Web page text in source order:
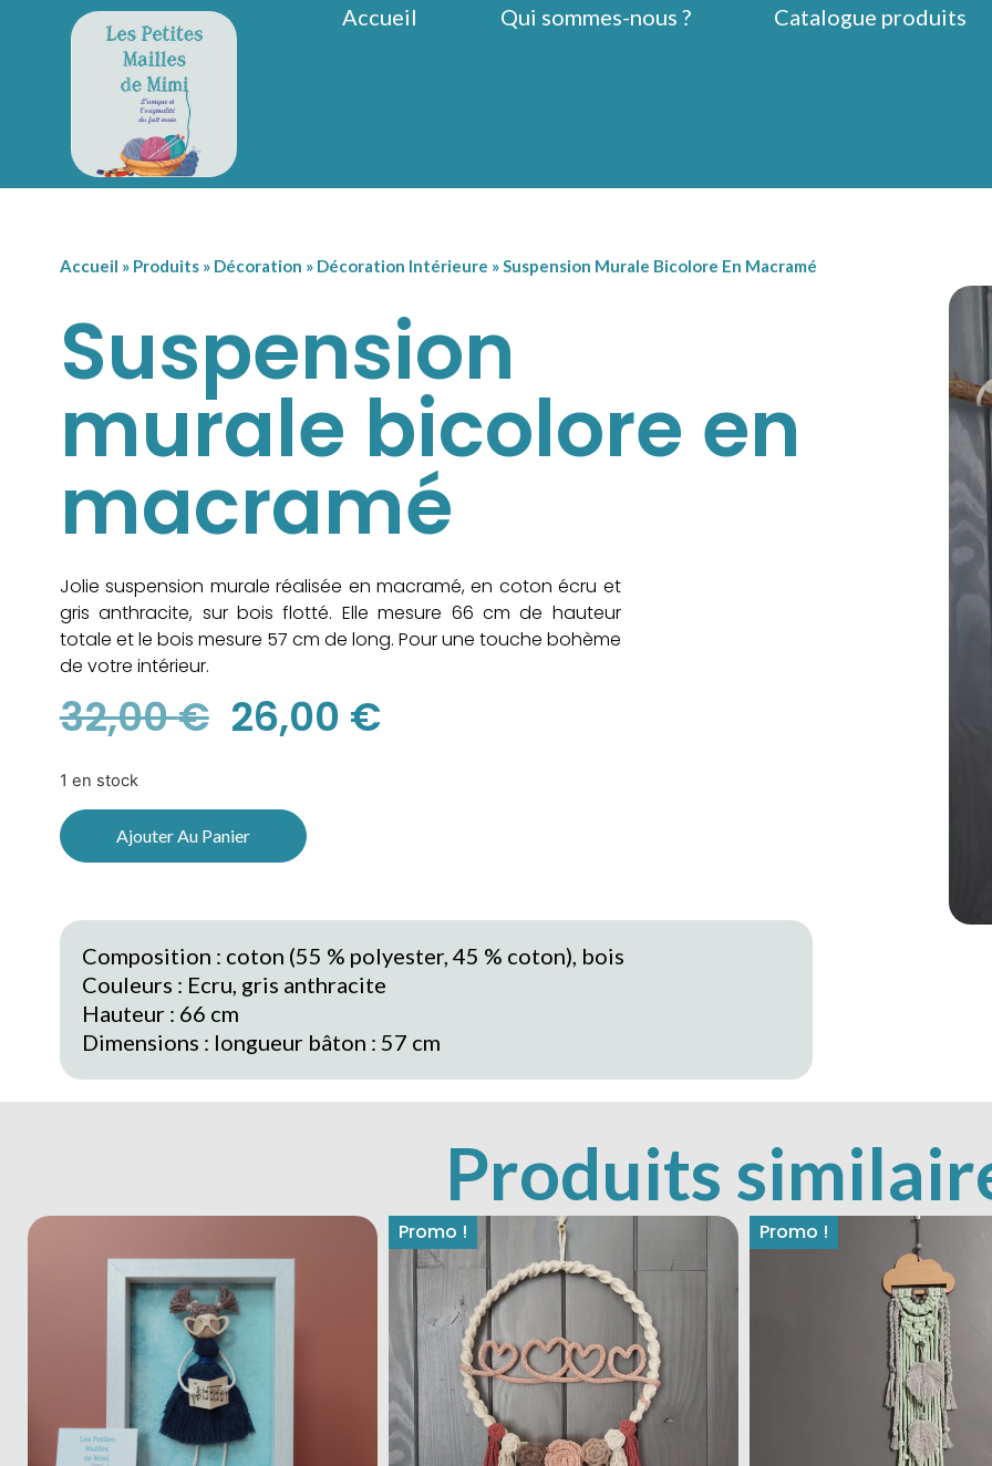
Accueil Qui sommes-nous ? Catalogue produits
Accueil » Produits» Décoration » Décoration Intérieure »Suspension Murale Bicolore En Macramé
Suspension
murale bicolore en
macramé
Jolie suspension murale réalisée en macramé, en coton écru et
gris anthracite, sur bois flotté. Elle mesure 66 cm de hauteur
totale et le bois mesure 57 cm de long. Pour une touche bohème
de votre intérieur.
32,00€ 26,00 €
1 en stock
Ajouter Au Panier
Composition : coton (55 % polyester, 45 % coton), bois
Couleurs : Ecru, gris anthracite
Hauteur : 66 cm
Dimensions : longueur bâton : 57 cm
Produits
Promo ! Promo !